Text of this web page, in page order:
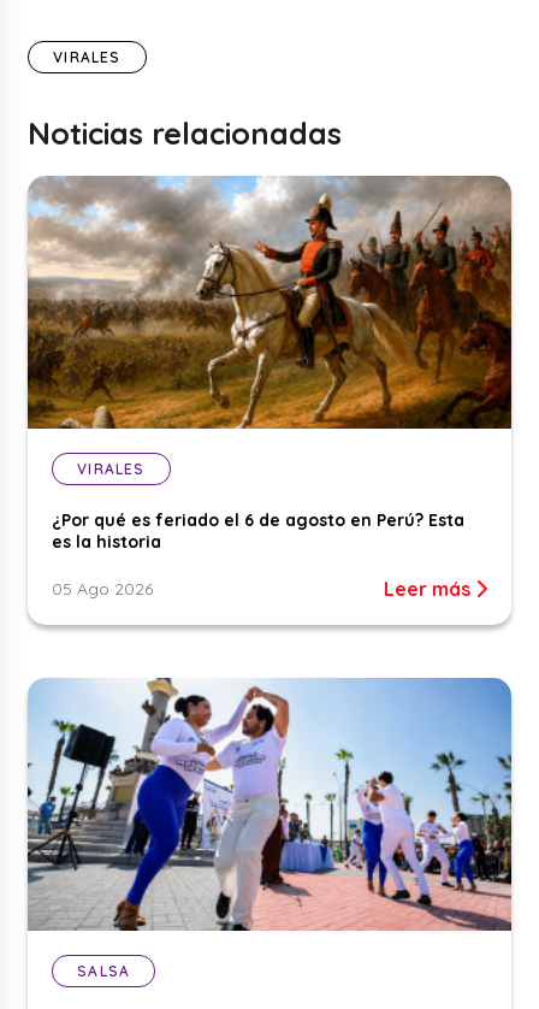
VIRALES
Noticias relacionadas
VIRALES
¿Por qué es feriado el 6 de agosto en Perú? Esta
es la historia
05 Ago 2026 Leer más
SALSA